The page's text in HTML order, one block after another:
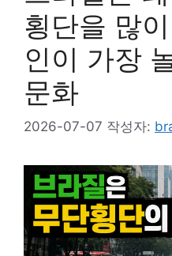
횡단을 많
인이 가장
문화
2026-07-07 작성자: